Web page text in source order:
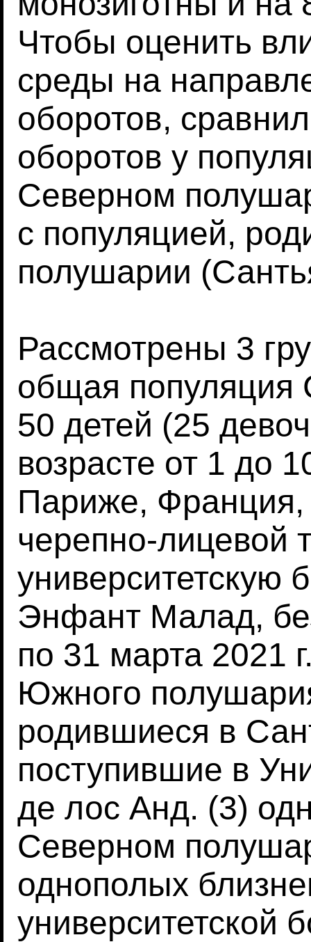
Чтобы оценить
среды на
оборотов,
оборотов у
Северном
с популяцией,
полушарии
Рассмотрены 3
общая популяция
50 детей (25
возрасте от 1 до
Париже, Франция,
черепно-лицевой
университетскую
Энфант Малад,
по 31 марта 2021
Южного
родившиеся в
поступившие в
де лос Анд. (3)
Северном
однополых
университетской